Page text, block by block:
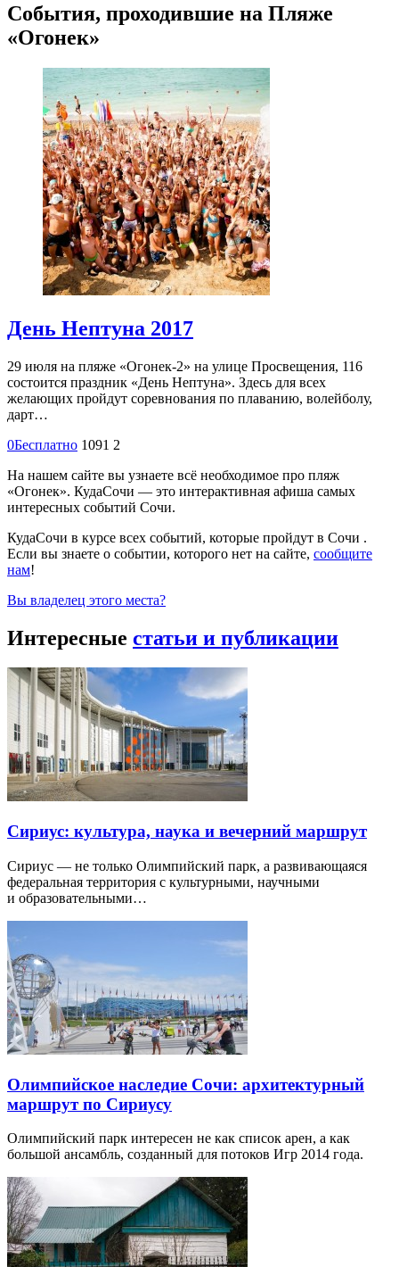
События, проходившие на Пляже
«Огонек»
День Нептуна 2017
29 июля на пляже «Огонек-2» на улице Просвещения, 116
состоится праздник «День Нептуна». Здесь для всех
желающих пройдут соревнования по плаванию, волейболу,
дарт…
0Бесплатно 1091 2
На нашем сайте вы узнаете всё необходимое про пляж
«Огонек». КудаСочи — это интерактивная афиша самых
интересных событий Сочи.
КудаСочи в курсе всех событий, которые пройдут в Сочи .
Если вы знаете о событии, которого нет на сайте, сообщите
нам!
Вы владелец этого места?
Интересные статьи и публикации
Сириус: культура, наука и вечерний маршрут
Сириус — не только Олимпийский парк, а развивающаяся
федеральная территория с культурными, научными
и образовательными…
Олимпийское наследие Сочи: архитектурный
маршрут по Сириусу
Олимпийский парк интересен не как список арен, а как
большой ансамбль, созданный для потоков Игр 2014 года.